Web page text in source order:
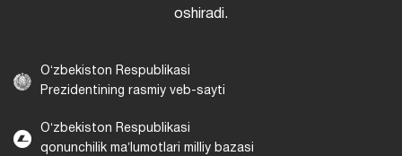
oshiradi.
Oʻzbekiston Respublikasi
Prezidentining rasmiy veb-sayti
Oʻzbekiston Respublikasi
qonunchilik maʼlumotlari milliy bazasi